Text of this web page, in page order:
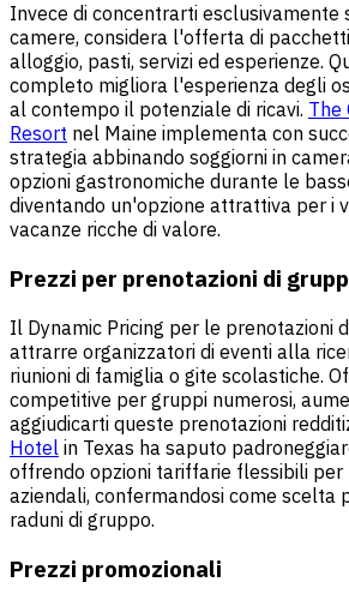
Invece di concentrarti
camere, considera l'offerta di
alloggio, pasti, servizi ed esperienze.
completo migliora l'esperienza degli
al contempo il potenziale di ricavi. The
Resort nel Maine implementa con
strategia abbinando soggiorni in
opzioni gastronomiche durante le
diventando un'opzione attrattiva per i
vacanze ricche di valore.
Prezzi per prenotazioni di
Il Dynamic Pricing per le prenotazioni
attrarre organizzatori di eventi alla
riunioni di famiglia o gite scolastiche.
competitive per gruppi numerosi,
aggiudicarti queste prenotazioni
Hotel in Texas ha saputo
offrendo opzioni tariffarie flessibili per
aziendali, confermandosi come scelta
raduni di gruppo.
Prezzi promozionali